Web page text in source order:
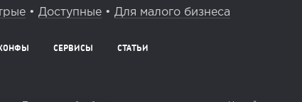
• Доступные • Для малого бизнеса
СЕРВИСЫ
СТАТЬИ